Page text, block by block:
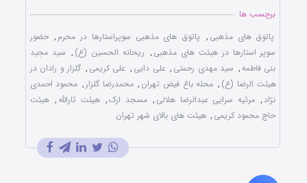
برچسب ها
پاتوق های مذهبی , پاتوق های مذهبی سوپراستارها در محرم , حضور
سوپر استارها در هیئت های مذهبی , ریحانه الحسین (ع) , سید مجید
بنی فاطمه, سید مهدی رحمتی , علی دایی , علی کریمی , گلزار و رادان در
هیئت الرضا (ع) , محله باغ فیض تهران , محمدرضا گلزار , محمود احمدی
نژاد , مرثیه سرایی عبدالرضا هلالی , مسجد ارک, هیئت ثارالله , هیئت
حاج محمود کریمی , هیئت های بالای شهر تهران